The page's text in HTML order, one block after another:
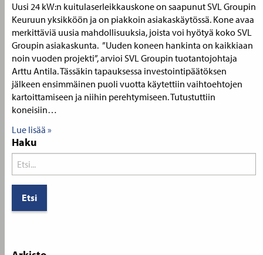
Uusi 24 kW:n kuitulaserleikkauskone on saapunut SVL Groupin
Keuruun yksikköön ja on piakkoin asiakaskäytössä. Kone avaa
merkittäviä uusia mahdollisuuksia, joista voi hyötyä koko SVL
Groupin asiakaskunta. ”Uuden koneen hankinta on kaikkiaan
noin vuoden projekti”, arvioi SVL Groupin tuotantojohtaja
Arttu Antila. Tässäkin tapauksessa investointipäätöksen
jälkeen ensimmäinen puoli vuotta käytettiin vaihtoehtojen
kartoittamiseen ja niihin perehtymiseen. Tutustuttiin
koneisiin…
Lue lisää »
Haku
Search
for: